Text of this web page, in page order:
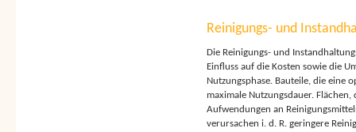
Reinigungs- und
Die Reinigungs- und
Einfluss auf die Kosten sowie die
Nutzungsphase. Bauteile, die eine
maximale Nutzungsdauer.
Aufwendungen an
verursachen i. d. R. geringere